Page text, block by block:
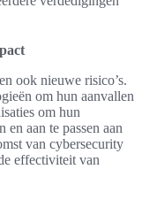
ook nieuwe risico’s.
om hun aanvallen
om hun
aan te passen aan
van cybersecurity
effectiviteit van